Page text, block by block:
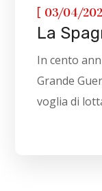
[ 03/04/
La
In cento
Grande
voglia di